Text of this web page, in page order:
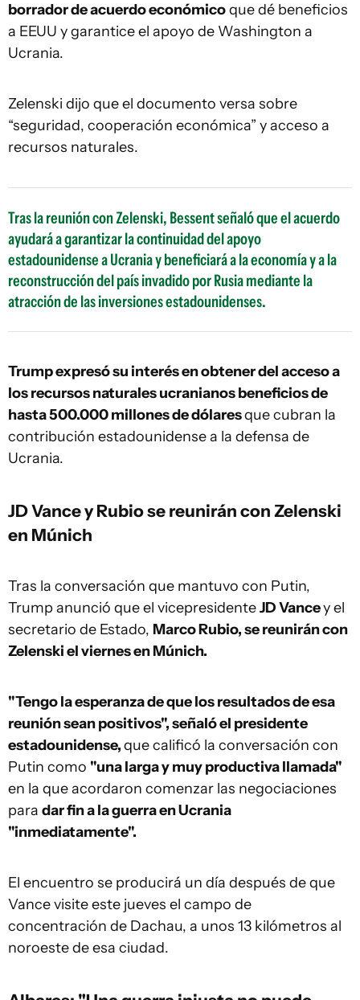
borrador de acuerdo económicoque dé beneficios
a EEUU y garantice el apoyo de Washington a
Ucrania.
Zelenski dijo que el documento versa sobre
“seguridad, cooperación económica” y acceso a
recursos naturales.
Tras la reunión con Zelenski, Bessent señaló que el acuerdo
ayudará a garantizar la continuidad del apoyo
estadounidense a Ucrania y beneficiará a la economía y a la
reconstrucción del país invadido por Rusia mediante la
atracción de las inversiones estadounidenses.
Trump expresó su interés en obtener del acceso a
los recursos naturales ucranianos beneficios de
hasta 500.000 millones de dólaresque cubran la
contribución estadounidense a la defensa de
Ucrania.
JD Vance y Rubio se reunirán con Zelenski
en Múnich
Tras la conversación que mantuvo con Putin,
Trump anunció que el vicepresidenteJD Vancey el
secretario de Estado, Marco Rubio, se reunirán con
Zelenski el viernes en Múnich.
"Tengo la esperanza de que los resultados de esa
reunión sean positivos", señaló el presidente
estadounidense,que calificó la conversación con
Putin como "una larga y muy productiva llamada"
en la que acordaron comenzar las negociaciones
para dar fin a la guerra en Ucrania
"inmediatamente".
El encuentro se producirá un día después de que
Vance visite este jueves el campo de
concentración de Dachau, a unos 13 kilómetros al
noroeste de esa ciudad.